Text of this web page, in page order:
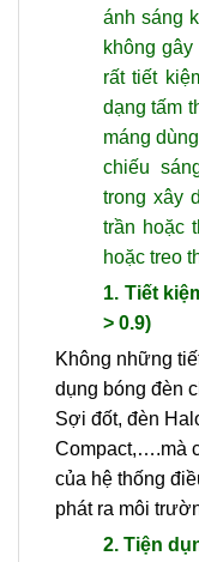
ánh sáng
không
rất tiết
dạng tấm
máng
chiếu
trong xây
trần hoặc
hoặc treo
1. Tiết
> 0.9)
Không những
dụng bóng đèn
Sợi đốt, đèn
Compact,….mà
của hệ thống
phát ra môi
2. Tiện